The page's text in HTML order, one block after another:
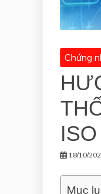
Chứng
18/10/
Mục